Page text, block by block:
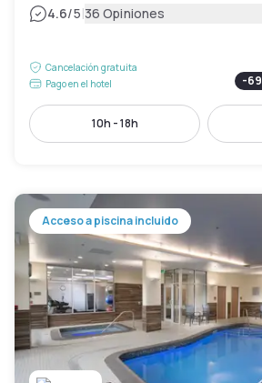
4.6/5|36 Opiniones
Cancelación gratuita
Pago en el hotel
-69
10h - 18h
Acceso a piscina incluido